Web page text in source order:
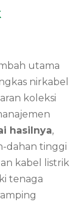
utama
nirkabel
koleksi
hasilnya,
dahan tinggi
kabel listrik
tenaga